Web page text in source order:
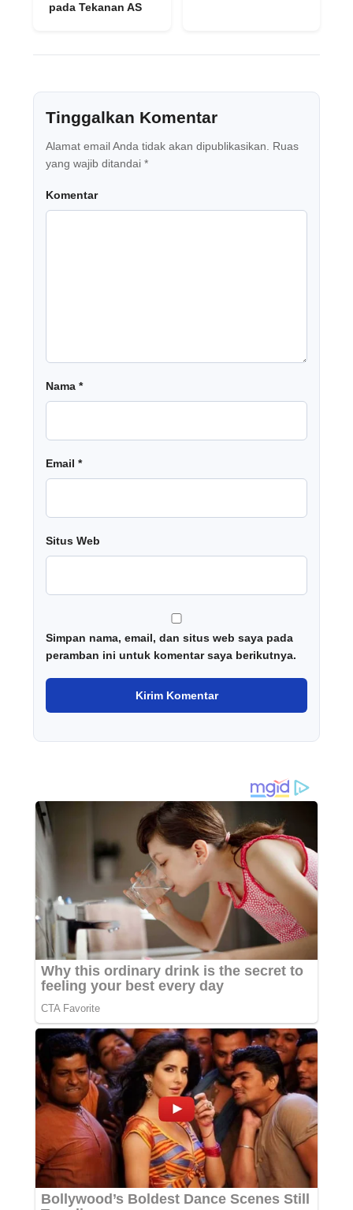
pada Tekanan AS
Tinggalkan Komentar
Alamat email Anda tidak akan dipublikasikan.
Ruas
yang wajib ditandai *
Komentar
Nama *
Email *
Situs Web
Simpan nama, email, dan situs web saya pada
peramban ini untuk komentar saya berikutnya.